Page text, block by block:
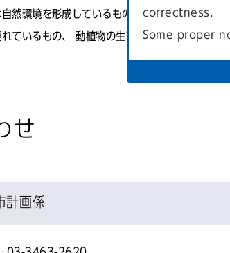
然環境を形成しているもので、 無秩序な市街
ているもの、 動植物の生育地などとなるもの
せ
計画係
correctness.
Some proper